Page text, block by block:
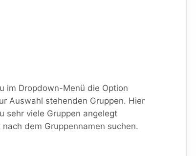
im Dropdown-Menü die Option
Auswahl stehenden Gruppen. Hier
sehr viele Gruppen angelegt
dem Gruppennamen suchen.